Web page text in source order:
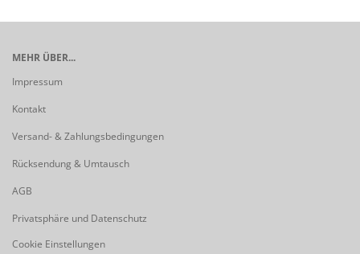
MEHR ÜBER...
Impressum
Kontakt
Versand- & Zahlungsbedingungen
Rücksendung & Umtausch
AGB
Privatsphäre und Datenschutz
Cookie Einstellungen